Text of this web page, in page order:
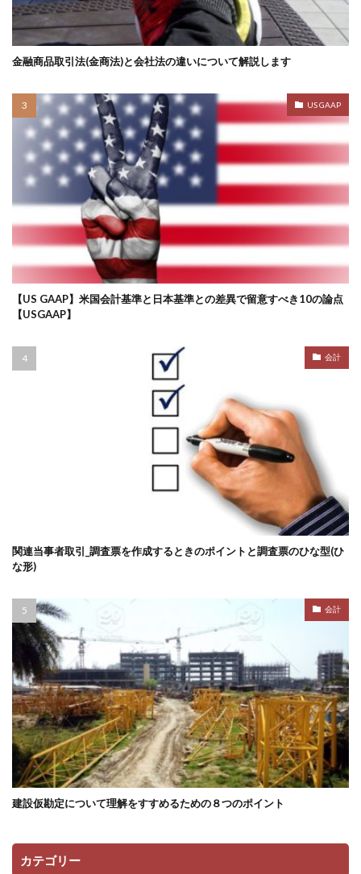
金融商品取引法(金商法)と会社法の違いについて解説します
US GAAP
【US GAAP】米国会計基準と日本基準との差異で留意すべき10の論点
【USGAAP】
会計
関連当事者取引_調査票を作成するときのポイントと調査票のひな型(ひ
な形)
会計
建設仮勘定について理解をすすめるための８つのポイント
カテゴリー